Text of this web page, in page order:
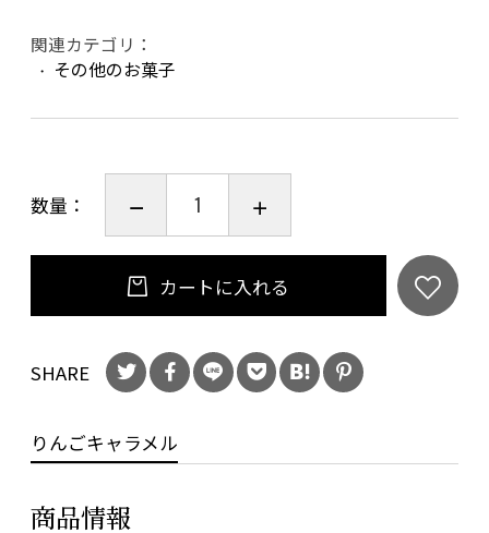
関連カテゴリ：
その他のお菓子
数量：
カートに入れる
SHARE
りんごキャラメル
商品情報